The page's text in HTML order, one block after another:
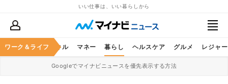
いい仕事は、いい暮らしから
ワーク＆ライフ
ア ビジネススキル マネー 暮らし ヘルスケア グルメ レジャー
Googleでマイナビニュースを優先表示する方法